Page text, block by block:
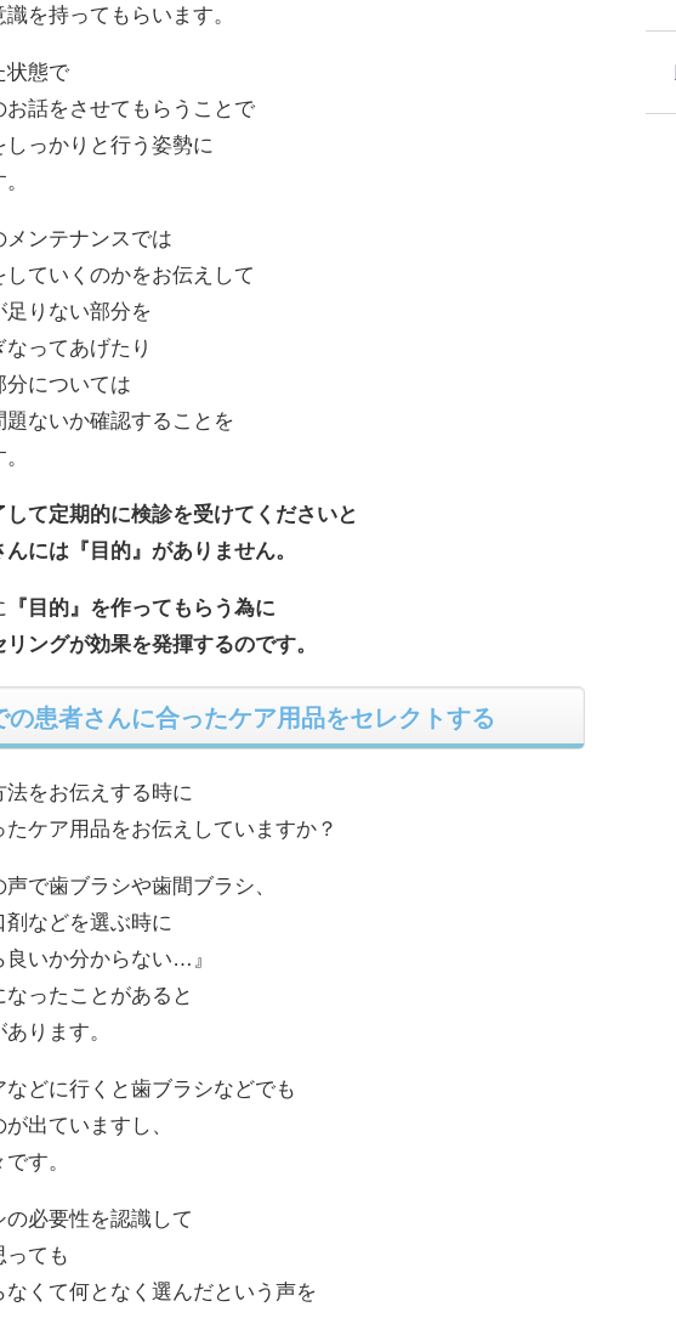
を持ってもらいます。
状態で
お話をさせてもらうことで
しっかりと行う姿勢に
メンテナンスでは
していくのかをお伝えして
足りない部分を
ってあげたり
分については
題ないか確認することを
して定期的に検診を受けてくださいと
には『目的』がありません。
『目的』を作ってもらう為に
ングが効果を発揮するのです。
の患者さんに合ったケア用品をセレクトする
法をお伝えする時に
たケア用品をお伝えしていますか？
で歯ブラシや歯間ブラシ、
などを選ぶ時に
良いか分からない…』
なったことがあると
ります。
などに行くと歯ブラシなどでも
出ていますし、
す。
の必要性を認識して
っても
なくて何となく選んだという声を